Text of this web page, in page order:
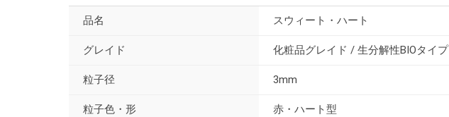
品名 スウィート・ハート
グレイド 化粧品グレイド / 生分解性BIOタイプ
粒子径 3mm
粒子色・形 赤・ハート型